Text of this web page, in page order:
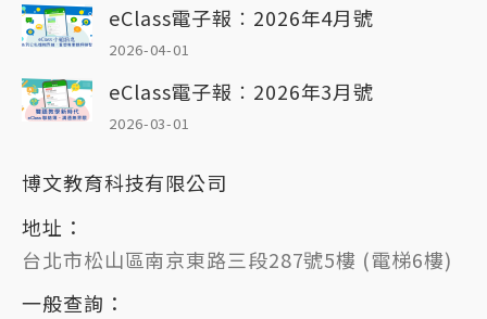
eClass電子報︰2026年4月號
2026-04-01
eClass電子報︰2026年3月號
2026-03-01
博文教育科技有限公司
地址：
台北市松山區南京東路三段287號5樓 (電梯6樓)
一般查詢：